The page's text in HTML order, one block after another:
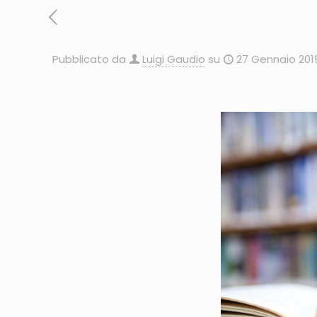
Pubblicato da Luigi Gaudio su 27 Gennaio